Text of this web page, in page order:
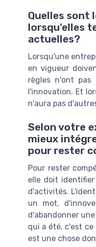
Quelles sont
lorsqu'elles
actuelles?
Lorsqu'une
en vigueur
règles n'ont pas
l'innovation. Et
n'aura pas
Selon votre
mieux
pour rester
Pour rester
elle doit
d'activités.
un mot,
d'abandonner
qui a été, c'est ce
est une chose